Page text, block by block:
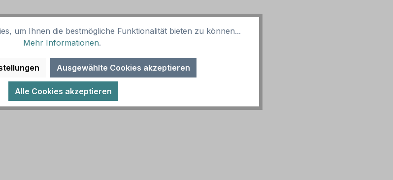
um Ihnen die bestmögliche Funktionalität bieten zu können...
Mehr Informationen.
Ausgewählte Cookies akzeptieren
Alle Cookies akzeptieren